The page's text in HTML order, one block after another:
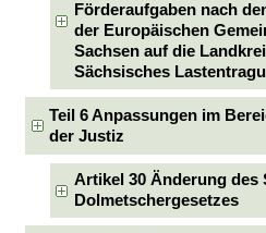
Förderaufgaben nach
der Europäischen
Sachsen auf die
Sächsisches
Teil 6 Anpassungen im
der Justiz
Artikel 30 Änderung des
Dolmetschergesetzes